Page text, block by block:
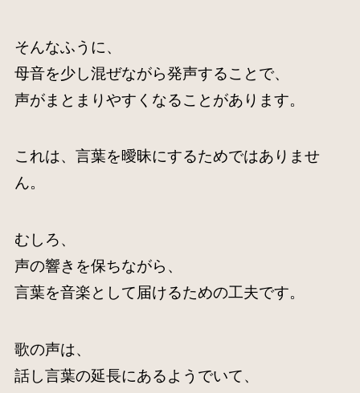
そんなふうに、
母音を少し混ぜながら発声することで、
声がまとまりやすくなることがあります。
これは、言葉を曖昧にするためではありませ
ん。
むしろ、
声の響きを保ちながら、
言葉を音楽として届けるための工夫です。
歌の声は、
話し言葉の延長にあるようでいて、